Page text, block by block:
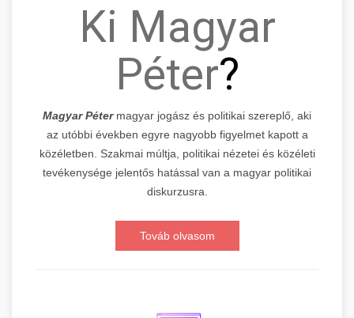
Ki Magyar
Péter?
Magyar Pétermagyar jogász és politikai szereplő, aki
az utóbbi években egyre nagyobb figyelmet kapott a
közéletben. Szakmai múltja, politikai nézetei és közéleti
tevékenysége jelentős hatással van a magyar politikai
diskurzusra.
Továb olvasom